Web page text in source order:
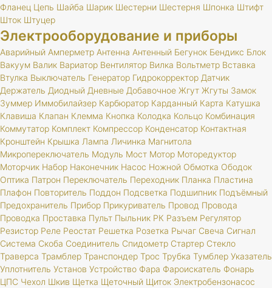
Фланец Цепь Шайба Шарик Шестерни Шестерня Шпонка Штифт
Шток Штуцер
Электрооборудование и приборы
Аварийный Амперметр Антенна Антенный Бегунок Бендикс Блок
Вакуум Валик Вариатор Вентилятор Вилка Вольтметр Вставка
Втулка Выключатель Генератор Гидрокорректор Датчик
Держатель Диодный Дневные Добавочное Жгут Жгуты Замок
Зуммер Иммобилайзер Карбюратор Карданный Карта Катушка
Клавиша Клапан Клемма Кнопка Колодка Кольцо Комбинация
Коммутатор Комплект Компрессор Конденсатор Контактная
Кронштейн Крышка Лампа Личинка Магнитола
Микропереключатель Модуль Мост Мотор Моторедуктор
Моторчик Набор Наконечник Насос Ножной Обмотка Ободок
Оптика Патрон Переключатель Переходник Планка Пластина
Плафон Повторитель Поддон Подсветка Подшипник Подъёмный
Предохранитель Прибор Прикуриватель Провод Провода
Проводка Проставка Пульт Пыльник РК Разъем Регулятор
Резистор Реле Реостат Решетка Розетка Рычаг Свеча Сигнал
Система Скоба Соединитель Спидометр Стартер Стекло
Траверса Трамблер Транспондер Трос Трубка Тумблер Указатель
Уплотнитель Установ Устройство Фара Фароискатель Фонарь
ЦПС Чехол Шкив Щетка Щеточный Щиток Электробензонасос